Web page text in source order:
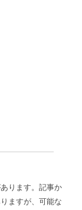
ります。記事か
ますが、可能な